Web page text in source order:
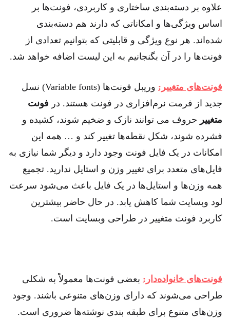
علاوه بر دسته‌بندی‌ ساختاری و کاربردی، فونت‌ها بر
اساس ویژگی‌ها و امکاناتی که دارند هم دسته‌بندی
شده‌اند. هر نوع ویژگی و قابلیتی که بتوانیم تعدادی از
فونت‌ها را در آن بگنجانیم به این لیست اضافه خواهد شد.
فونت‌های متغییر:
وریبل فونت‌ها (Variable fonts) نسل
جدید از فرمت نرم‌افزاری در فونت هستند. در فونت
متغییر حروف می توانند نازک و ضخیم شوند، کشیده و
فشرده شوند، شکل نقطه‌ها تغییر کند و … همه این‌
امکانات در یک فایل فونت وجود دارد و دیگر شما نیازی به
فایل‌های متعدد برای تغییر وزن و استایل ندارید. تجمیع
همه وزن‌ها و استایل‌ها در یک فایل باعث می‌شود سرعت
لود وبسایت شما کاهش یابد. در حال حاضر بیشترین
کاربرد فونت متغییر در طراحی وبسایت است.
فونت‌های خانواده‌دار: بعضی فونت‌ها معمولاً به شکلی
طراحی‌ می‌شوند که دارای وزن‌های متنوعی باشند. وجود
وزن‌های متنوع برای طبقه بندی نوشته‌ها ضروری است.